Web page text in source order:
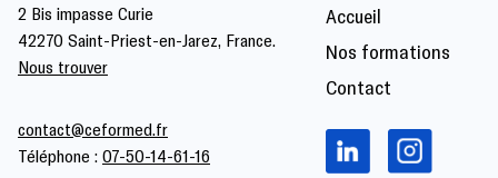
2 Bis impasse Curie
42270 Saint-Priest-en-Jarez, France.
Nous trouver
Accueil
Nos formations
Contact
contact@ceformed.fr
Téléphone : 07-50-14-61-16